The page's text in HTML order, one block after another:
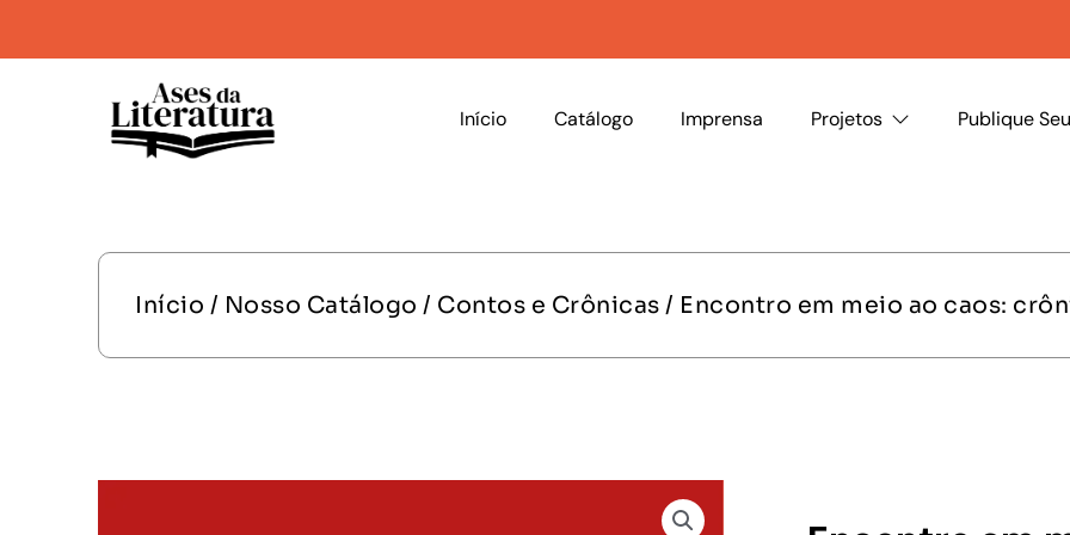
Início Catálogo Imprensa Projetos Publique
Início / Nosso Catálogo / Contos e Crônicas / Encontro em meio ao caos: